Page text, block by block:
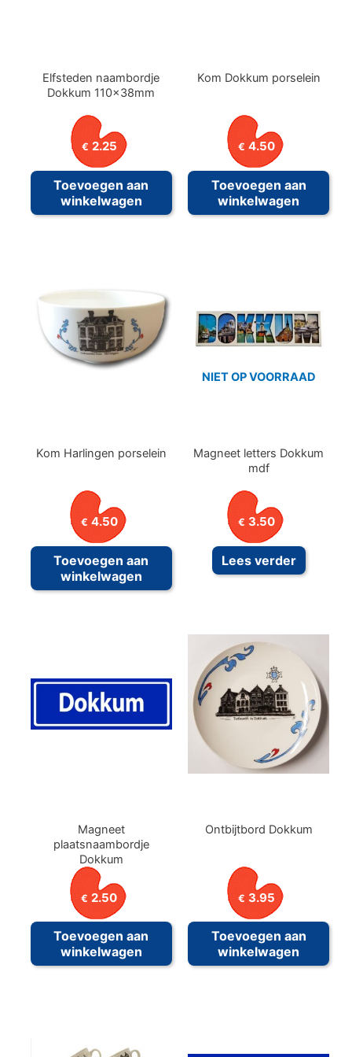
Elfsteden naambordje
Dokkum 110x38mm
€ 2.25
Toevoegen aan
winkelwagen
Kom Dokkum porselein
€ 4.50
Toevoegen aan
winkelwagen
Kom Harlingen porselein
€ 4.50
Toevoegen aan
winkelwagen
NIET OP VOORRAAD
Magneet letters Dokkum
mdf
€ 3.50
Lees verder
Magneet
plaatsnaambordje
Dokkum
€ 2.50
Toevoegen aan
winkelwagen
Ontbijtbord Dokkum
€ 3.95
Toevoegen aan
winkelwagen